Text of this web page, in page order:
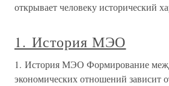
открывает человеку исторический
1. История МЭО
1. История МЭО Формирование
экономических отношений зависит